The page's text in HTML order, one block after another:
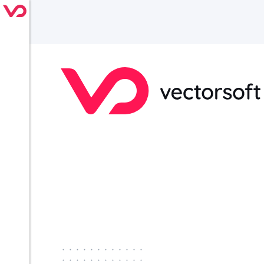
············
············